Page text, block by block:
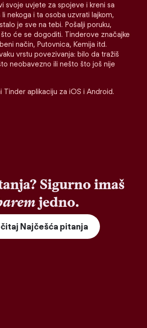
svoje uvjete za spojeve i kreni sa
li nekoga i ta osoba uzvrati lajkom,
je sve na tebi. Pošalji poruku,
će se dogoditi. Tinderove značajke
način, Putovnica, Kemija itd.
vrstu povezivanja: bilo da tražiš
neobavezno ili nešto što još nije
Tinder aplikaciju za iOS i Android.
Sigurno imaš
jedno.
Najčešća pitanja